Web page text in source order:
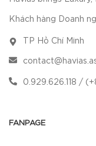
Khách hàng Doanh
TP Hồ Chí Minh
0.929.626.118 /
FANPAGE